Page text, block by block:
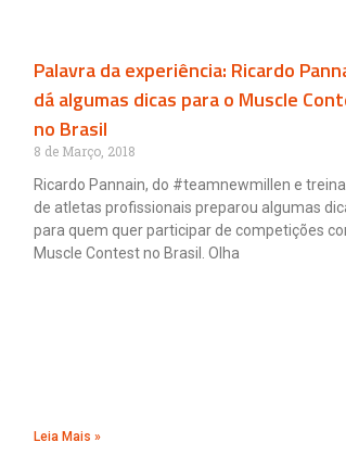
Palavra da experiência: Ricardo
dá algumas dicas para o Muscle
no Brasil
8 de Março, 2018
Ricardo Pannain, do #teamnewmillen e
de atletas profissionais preparou algumas
para quem quer participar de competições
Muscle Contest no Brasil. Olha
Leia Mais »